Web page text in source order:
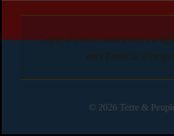
Copie d'article autorisée en
vers l'article
© 2026 Terre &